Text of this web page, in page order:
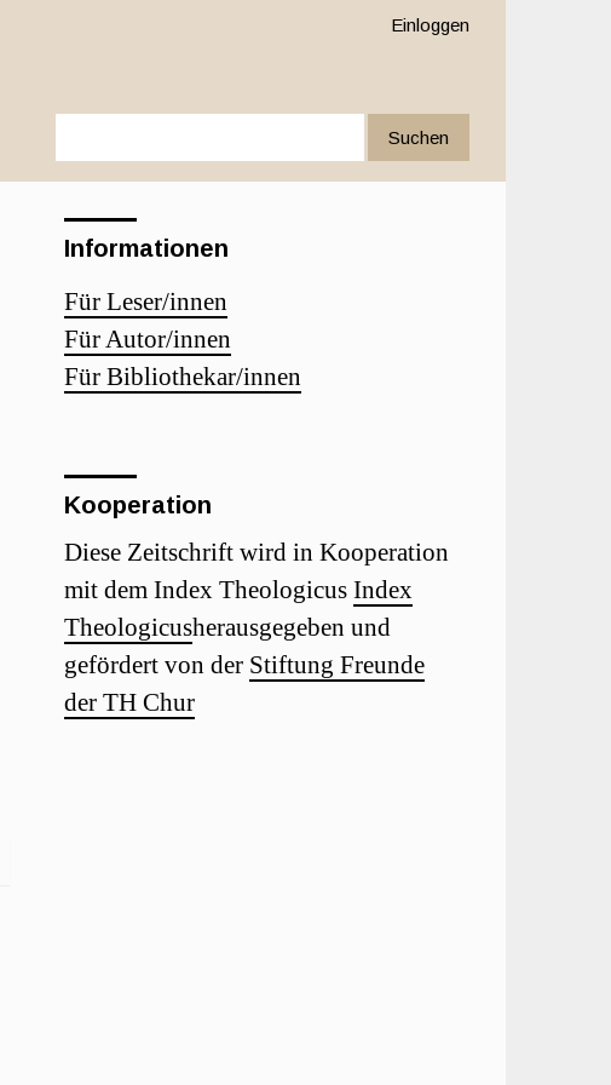
Einloggen
Suchen
Informationen
Für Leser/innen
Für Autor/innen
Für Bibliothekar/innen
Kooperation
Diese Zeitschrift wird in Kooperation
mit dem Index Theologicus Index
Theologicusherausgegeben und
gefördert von der Stiftung Freunde
der TH Chur